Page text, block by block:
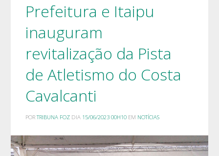
Prefeitura e Itaipu
inauguram
revitalização da Pista
de Atletismo do Costa
Cavalcanti
PORTRIBUNA FOZ DIA 15/06/2023 00H10 EM NOTÍCIAS